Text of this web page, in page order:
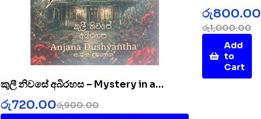
කුලී නිවසේ අබිරහස – Mystery in a
Rented House
රු900.00
රු720.00
AbaSatht
hi
රු1,000.00
රු800.00
Add
to
Cart